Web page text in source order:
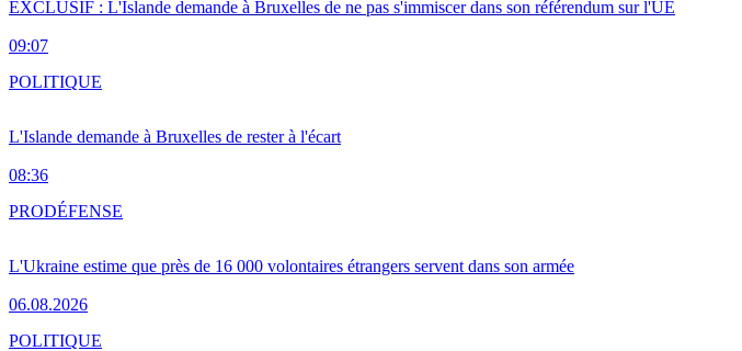
EXCLUSIF : L'Islande demande à Bruxelles de ne pas s'immiscer dans son référendum sur l'UE
09:07
L'Islande demande à Bruxelles de rester à l'écart
08:36
POLITIQUE
L'Ukraine estime que près de 16 000 volontaires étrangers servent dans son armée
06.08.2026
PRODÉFENSE
POLITIQUE